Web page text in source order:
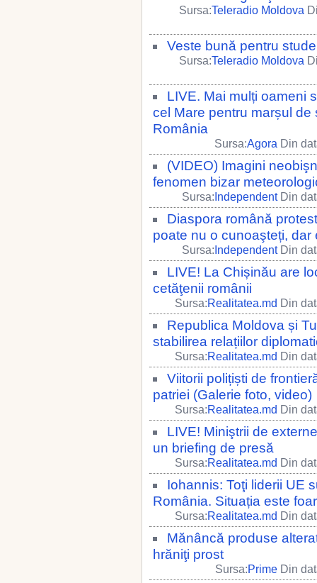
Sursa:Teleradio Moldova
Veste bună pentru
Sursa:Teleradio Moldova
LIVE. Mai mulți oameni
cel Mare pentru marșul
România
Sursa:Agora Din
(VIDEO) Imagini
fenomen bizar
Sursa: IndependentDin
Diaspora română
poate nu o cunoaşteți,
Sursa: IndependentDin
LIVE! La Chișinău are
cetăţenii românii
Sursa:Realitatea.md Din
Republica Moldova și
stabilirea relațiilor
Sursa:Realitatea.md Din
Viitorii polițiști de
patriei (Galerie foto, video)
Sursa:Realitatea.md Din
LIVE! Miniştrii de
un briefing de presă
Sursa:Realitatea.md Din
Iohannis: Toţi liderii UE
România. Situația este
Sursa:Realitatea.md Din
Mănâncă produse
hrăniţi prost
Sursa:Prime Din